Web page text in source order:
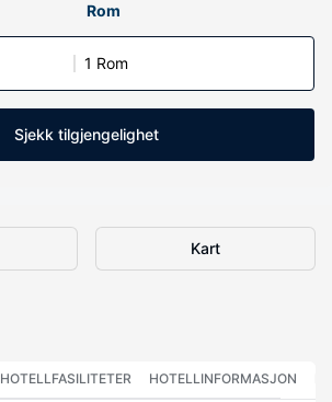
Rom
1 Rom
Sjekk tilgjengelighet
Kart
HOTELLFASILITETER HOTELLINFORMASJON